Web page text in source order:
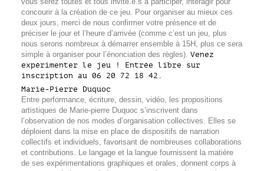
vous serez toutes et tous invité.e.s à participer, interagir pour
concourir à la création de ce jeu. Pour organiser au mieux ces
deux jours, merci de nous confirmer votre présence et de
préciser le jour et l’heure d’arrivée (comme c’est un jeu, plus
nous serons nombreux à démarrer ensemble à 15H, plus ce sera
simple à organiser pour l’énonciation des règles).Venez
expérimenter le jeu ! Entrée libre sur
inscription au 06 20 72 18 42.
Marie-Pierre Duquoc
Entre performance, écriture, dessin, vidéo, les propositions
artistiques de Marie-pierre Duquoc s’inscrivent dans
l’observation de nos modes d’organisation collectives. Elles se
déploient dans la mise en place de dispositifs de narration
collectifs et individuels, favorisant de nombreuses collaborations
et contributions. Le langage et la langue fournissent la matière
de ses expérimentations graphiques et orales, donnent corps à